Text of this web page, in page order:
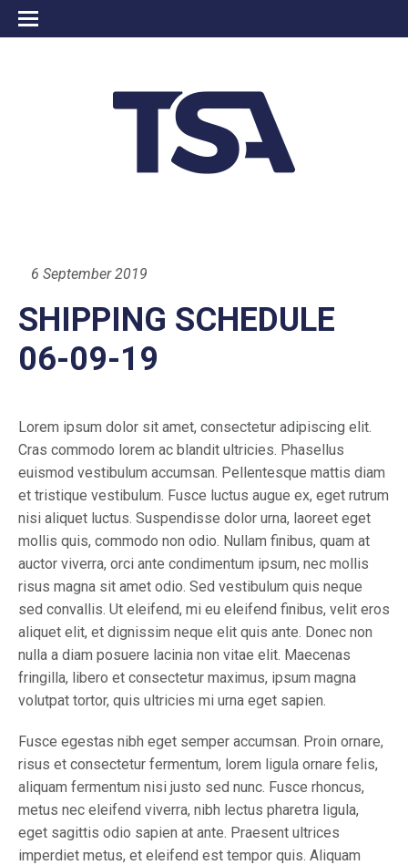
6 September 2019
SHIPPING SCHEDULE
06-09-19
Lorem ipsum dolor sit amet, consectetur adipiscing elit.
Cras commodo lorem ac blandit ultricies. Phasellus
euismod vestibulum accumsan. Pellentesque mattis diam
et tristique vestibulum. Fusce luctus augue ex, eget rutrum
nisi aliquet luctus. Suspendisse dolor urna, laoreet eget
mollis quis, commodo non odio. Nullam finibus, quam at
auctor viverra, orci ante condimentum ipsum, nec mollis
risus magna sit amet odio. Sed vestibulum quis neque
sed convallis. Ut eleifend, mi eu eleifend finibus, velit eros
aliquet elit, et dignissim neque elit quis ante. Donec non
nulla a diam posuere lacinia non vitae elit. Maecenas
fringilla, libero et consectetur maximus, ipsum magna
volutpat tortor, quis ultricies mi urna eget sapien.
Fusce egestas nibh eget semper accumsan. Proin ornare,
risus et consectetur fermentum, lorem ligula ornare felis,
aliquam fermentum nisi justo sed nunc. Fusce rhoncus,
metus nec eleifend viverra, nibh lectus pharetra ligula,
eget sagittis odio sapien at ante. Praesent ultrices
imperdiet metus, et eleifend est tempor quis. Aliquam